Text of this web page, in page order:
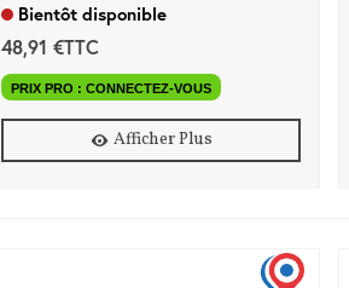
Bientôt disponible
48,91 €TTC
PRIX PRO : CONNECTEZ-VOUS
Afficher Plus